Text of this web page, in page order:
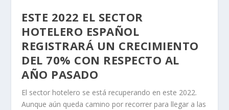
ESTE 2022 EL SECTOR
HOTELERO ESPAÑOL
REGISTRARÁ UN CRECIMIENTO
DEL 70% CON RESPECTO AL
AÑO PASADO
El sector hotelero se está recuperando en este 2022.
Aunque aún queda camino por recorrer para llegar a las